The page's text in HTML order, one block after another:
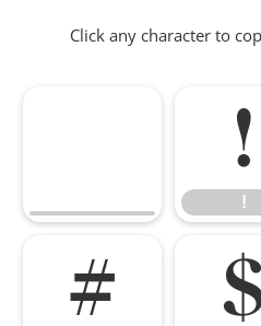
Click any character to
!
!
#